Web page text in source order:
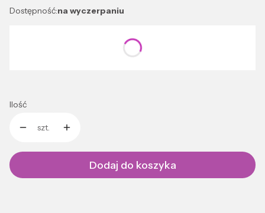
Dostępność:na wyczerpaniu
Poszczególne warianty mogą różnić się ceną
Ilość
szt.
Dodaj do koszyka